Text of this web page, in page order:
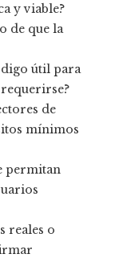
y viable?
de que la
útil para
de
mínimos
permitan
reales o